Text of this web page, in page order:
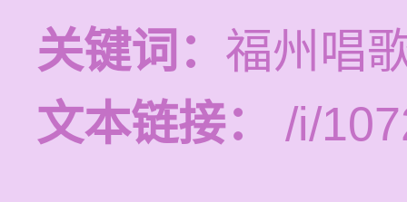
关键词： 福州唱
文本链接：
/i/